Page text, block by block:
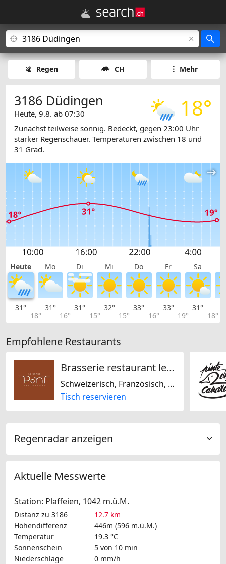
Regen CH Mehr
18°
3186 Düdingen
Heute, 9.8. ab 07:30
Zunächst teilweise sonnig. Bedeckt, gegen 23:00 Uhr
starker Regenschauer. Temperaturen zwischen 18 und
31 Grad.
Heute Mo Di Mi Do Fr Sa
31°
18°
31°
16°
31°
15°
32°
15°
33°
16°
33°
19°
31°
18°
Empfohlene Restaurants
Brasserie restaurant le grand-pont
Schweizerisch, Französisch, Europäisch, Mediterran, Biogerichte, Glutenfrei, Laktosefrei, Nussfrei, Sojafrei
Tisch reservieren
Regenradar anzeigen
Aktuelle Messwerte
Station: Plaffeien, 1042 m.ü.M.
Distanz zu 3186
12.7 km
Höhendifferenz
446m (596 m.ü.M.)
Temperatur
19.3 °C
Sonnenschein
5 von 10 min
Niederschläge
0 mm/h